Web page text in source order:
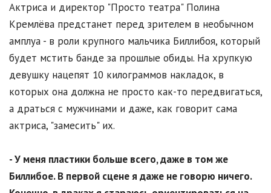
Актриса и директор "Просто театра" Полина
Кремлёва предстанет перед зрителем в необычном
амплуа - в роли крупного мальчика Биллибоя, который
будет мстить банде за прошлые обиды. На хрупкую
девушку нацепят 10 килограммов накладок, в
которых она должна не просто как-то передвигаться,
а драться с мужчинами и даже, как говорит сама
актриса, "замесить" их.
- У меня пластики больше всего, даже в том же
Биллибое. В первой сцене я даже не говорю ничего.